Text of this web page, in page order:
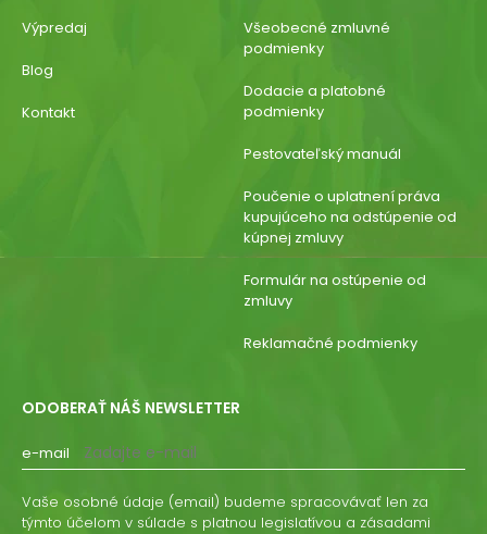
Výpredaj
Blog
Kontakt
Všeobecné zmluvné
podmienky
Dodacie a platobné
podmienky
Pestovateľský manuál
Poučenie o uplatnení práva
kupujúceho na odstúpenie od
kúpnej zmluvy
Formulár na ostúpenie od
zmluvy
Reklamačné podmienky
ODOBERAŤ NÁŠ NEWSLETTER
e-mail
Vaše osobné údaje (email) budeme spracovávať len za
týmto účelom v súlade s platnou legislatívou a zásadami